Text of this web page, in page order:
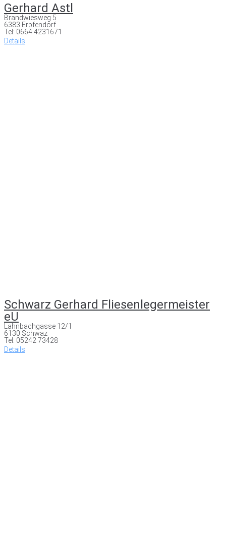
Gerhard Astl
Brandwiesweg 5
6383 Erpfendorf
Tel: 0664 4231671
Details
Schwarz Gerhard Fliesenlegermeister
eU
Lahnbachgasse 12/1
6130 Schwaz
Tel: 05242 73428
Details